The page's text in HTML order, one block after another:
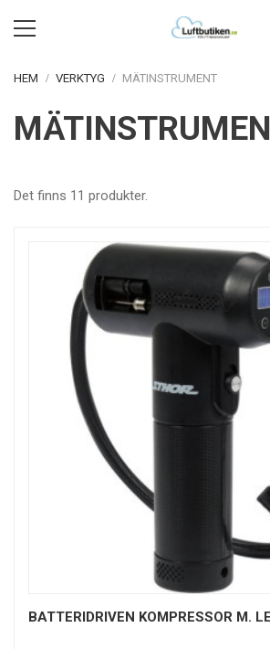
HEM VERKTYG MÄTINSTRUMENT
Det finns 11 produkter.
BATTERIDRIVEN KOMPRESSOR M.